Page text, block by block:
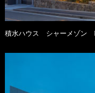
積水ハウス シャーメゾン